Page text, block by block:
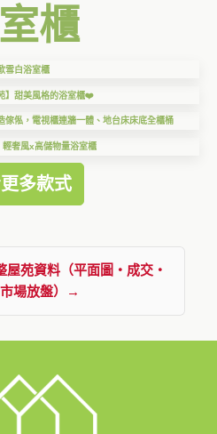
櫃
雪白浴室櫃
】甜美風格的浴室櫃❤️
傢俬，電視櫃連牆一體、地台床床底全櫃桶
輕奢風x高儲物量浴室櫃
多款式
屋苑資料（平面圖・成交・
場放盤）→